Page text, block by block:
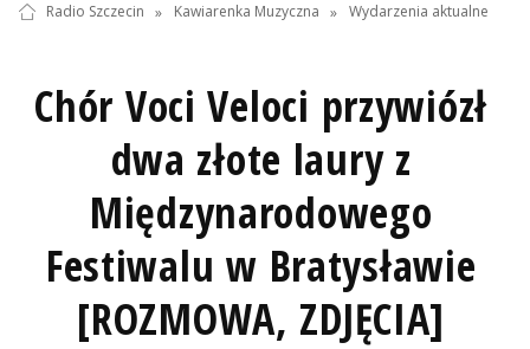
Radio Szczecin » Kawiarenka Muzyczna » Wydarzenia aktualne
Chór Voci Veloci przywiózł
dwa złote laury z
Międzynarodowego
Festiwalu w Bratysławie
[ROZMOWA, ZDJĘCIA]